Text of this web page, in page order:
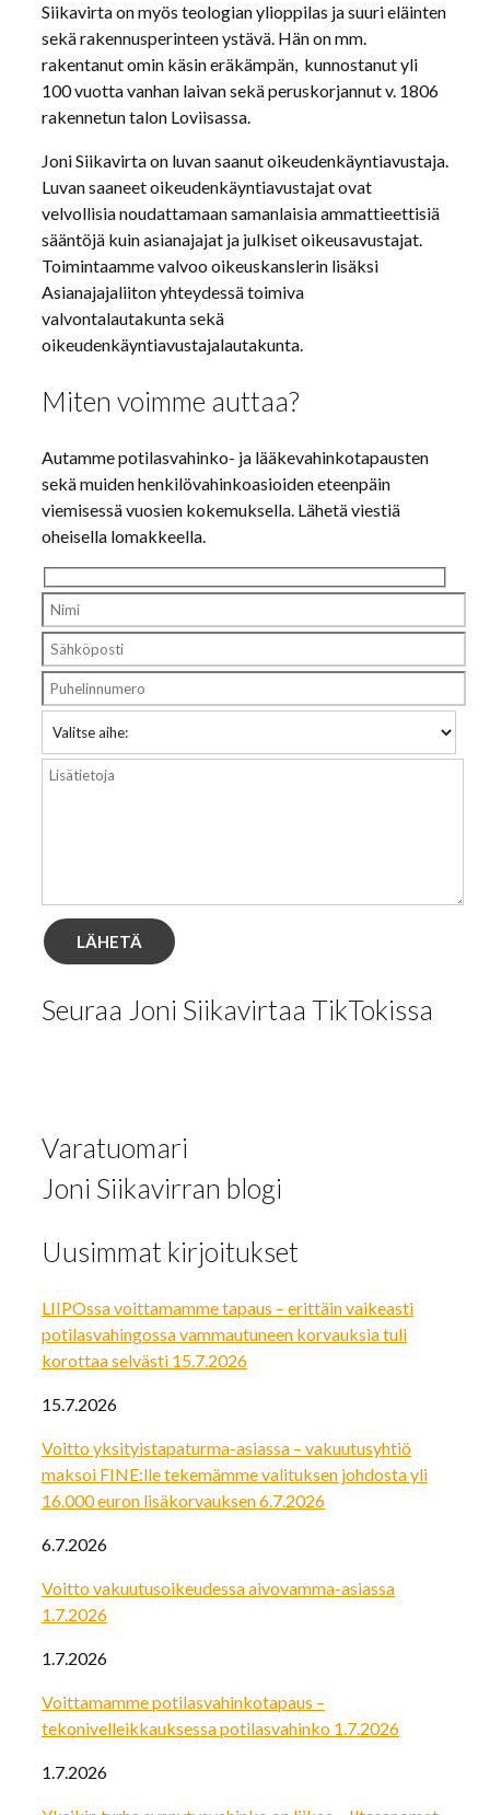
Siikavirta on myös teologian ylioppilas ja suuri eläinten
sekä rakennusperinteen ystävä. Hän on mm.
rakentanut omin käsin eräkämpän, kunnostanut yli
100 vuotta vanhan laivan sekä peruskorjannut v. 1806
rakennetun talon Loviisassa.
Joni Siikavirta on luvan saanut oikeudenkäyntiavustaja.
Luvan saaneet oikeudenkäyntiavustajat ovat
velvollisia noudattamaan samanlaisia ammattieettisiä
sääntöjä kuin asianajajat ja julkiset oikeusavustajat.
Toimintaamme valvoo oikeuskanslerin lisäksi
Asianajajaliiton yhteydessä toimiva
valvontalautakunta sekä
oikeudenkäyntiavustajalautakunta.
Miten voimme auttaa?
Autamme potilasvahinko- ja lääkevahinkotapausten
sekä muiden henkilövahinkoasioiden eteenpäin
viemisessä vuosien kokemuksella. Lähetä viestiä
oheisella lomakkeella.
Seuraa Joni Siikavirtaa TikTokissa
Varatuomari
Joni Siikavirran blogi
Uusimmat kirjoitukset
LIIPOssa voittamamme tapaus – erittäin vaikeasti
potilasvahingossa vammautuneen korvauksia tuli
korottaa selvästi 15.7.2026
15.7.2026
Voitto yksityistapaturma-asiassa – vakuutusyhtiö
maksoi FINE:lle tekemämme valituksen johdosta yli
16.000 euron lisäkorvauksen 6.7.2026
6.7.2026
Voitto vakuutusoikeudessa aivovamma-asiassa
1.7.2026
1.7.2026
Voittamamme potilasvahinkotapaus –
tekonivelleikkauksessa potilasvahinko 1.7.2026
1.7.2026